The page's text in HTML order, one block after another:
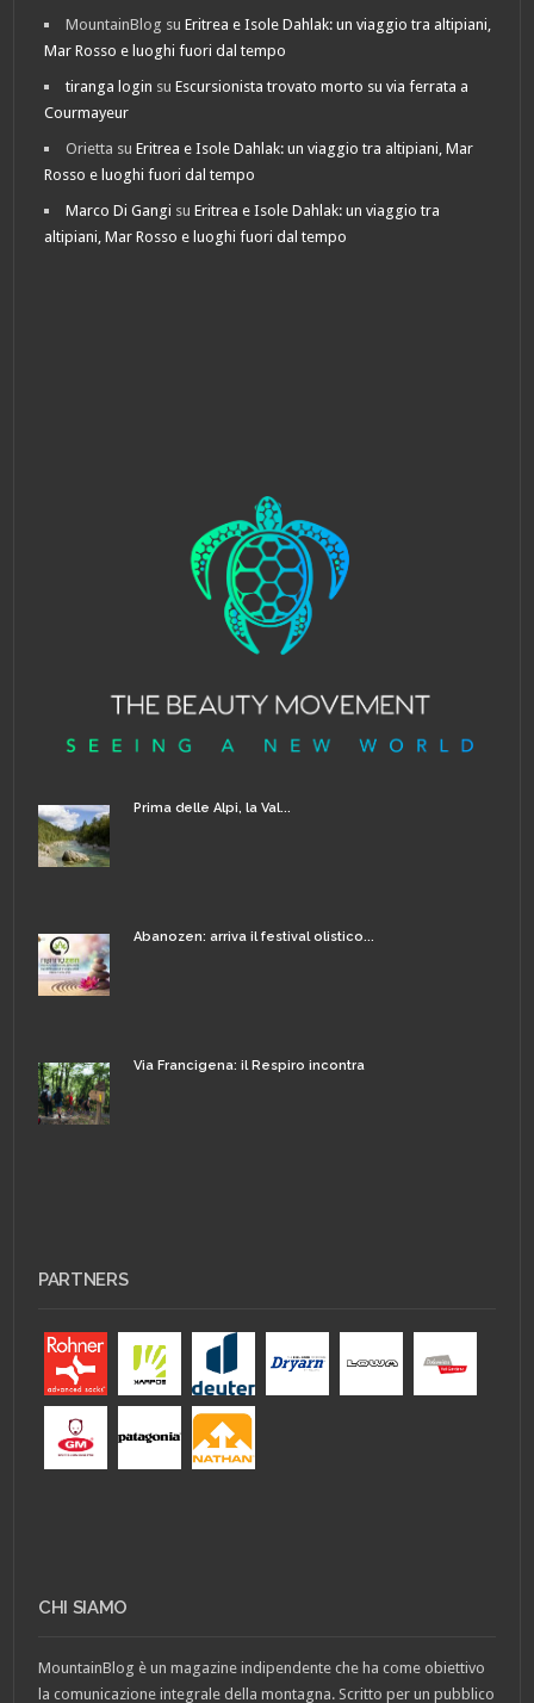
MountainBlog suEritrea e Isole Dahlak: un viaggio tra altipiani,
Mar Rosso e luoghi fuori dal tempo
tiranga login suEscursionista trovato morto su via ferrata a
Courmayeur
Orietta suEritrea e Isole Dahlak: un viaggio tra altipiani, Mar
Rosso e luoghi fuori dal tempo
Marco Di Gangi suEritrea e Isole Dahlak: un viaggio tra
altipiani, Mar Rosso e luoghi fuori dal tempo
Prima delle Alpi, la Val...
Abanozen: arriva il festival olistico...
Via Francigena: il Respiro incontra
PARTNERS
CHI SIAMO
MountainBlog è un magazine indipendente che ha come obiettivo
la comunicazione integrale della montagna. Scritto per un pubblico